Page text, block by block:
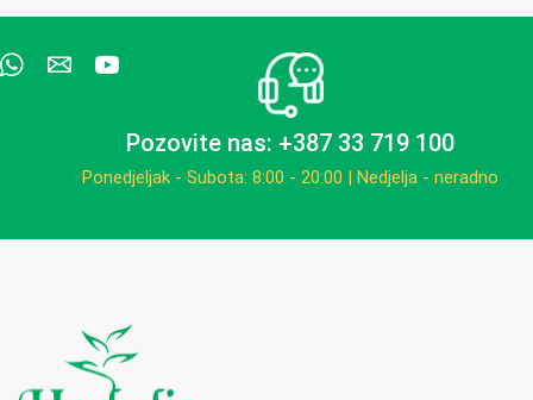
Pozovite nas: +387 33 719 100
Ponedjeljak - Subota: 8:00 - 20:00 | Nedjelja - neradno